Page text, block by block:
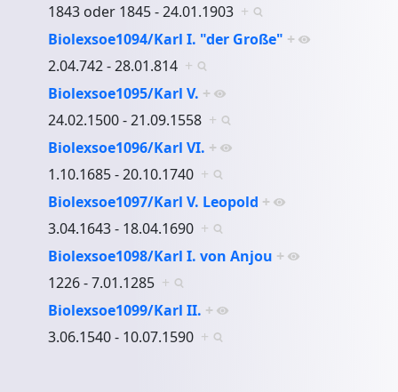
1843 oder 1845 - 24.01.1903 +
Biolexsoe1094/Karl I. "der Große" +
2.04.742 - 28.01.814 +
Biolexsoe1095/Karl V. +
24.02.1500 - 21.09.1558 +
Biolexsoe1096/Karl VI. +
1.10.1685 - 20.10.1740 +
Biolexsoe1097/Karl V. Leopold +
3.04.1643 - 18.04.1690 +
Biolexsoe1098/Karl I. von Anjou +
1226 - 7.01.1285 +
Biolexsoe1099/Karl II. +
3.06.1540 - 10.07.1590 +